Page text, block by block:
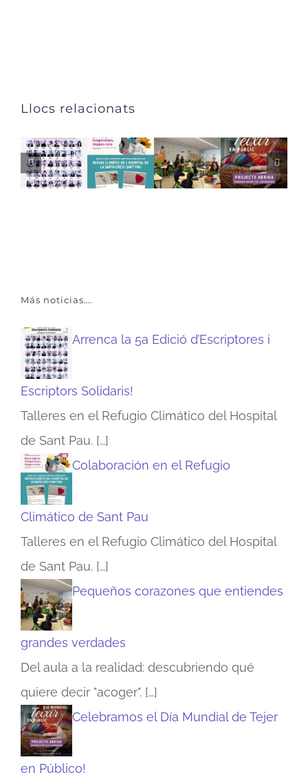
Llocs relacionats
Arrenca
Edició
d’Escriptores
i
Colaboración
Refugio
Climático
de
corazones
que
entiendes
Mundial
de
Tejer
Más noticias….
Arrenca la 5a Edició d’Escriptores i
Escriptors Solidaris!
Talleres en el Refugio Climático del Hospital
de Sant Pau. […]
Colaboración en el Refugio
Climático de Sant Pau
Talleres en el Refugio Climático del Hospital
de Sant Pau. […]
Pequeños corazones que entiendes
grandes verdades
Del aula a la realidad: descubriendo qué
quiere decir "acoger". […]
Celebramos el Día Mundial de Tejer
en Público!